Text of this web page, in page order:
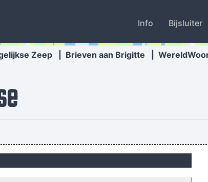
Info Bijsluiter
Zeep Brieven aan Brigitte
A Musician I´m Not A Gunslinger That´s The Difference
I Hate Music,